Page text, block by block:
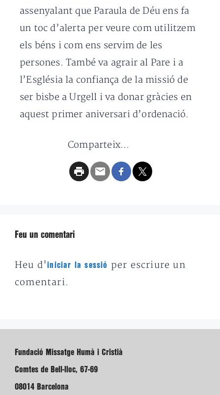
assenyalant que Paraula de Déu ens fa
un toc d’alerta per veure com utilitzem
els béns i com ens servim de les
persones. També va agrair al Pare i a
l’Església la confiança de la missió de
ser bisbe a Urgell i va donar gràcies en
aquest primer aniversari d’ordenació.
Comparteix...
Feu un comentari
Heu d'iniciar la sessió
per escriure un
comentari.
Fundació Missatge Humà i Cristià
Comtes de Bell-lloc, 67-69
08014 Barcelona